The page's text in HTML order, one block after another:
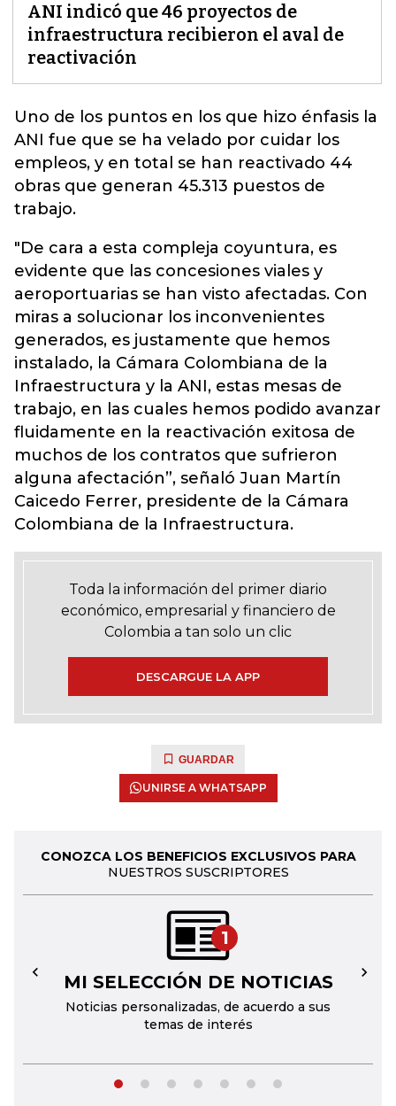
ANI indicó que 46 proyectos de
infraestructura recibieron el aval de
reactivación
Uno de los puntos en los que hizo énfasis la
ANI fue que se ha velado por cuidar los
empleos, y en total se han reactivado 44
obras que generan 45.313 puestos de
trabajo.
"De cara a esta compleja coyuntura, es
evidente que las concesiones viales y
aeroportuarias se han visto afectadas. Con
miras a solucionar los inconvenientes
generados, es justamente que hemos
instalado, la Cámara Colombiana de la
Infraestructura y la ANI, estas mesas de
trabajo, en las cuales hemos podido avanzar
fluidamente en la reactivación exitosa de
muchos de los contratos que sufrieron
alguna afectación”, señaló Juan Martín
Caicedo Ferrer, presidente de la Cámara
Colombiana de la Infraestructura.
Toda la información del primer diario
económico, empresarial y financiero de
Colombia a tan solo un clic
DESCARGUE LA APP
GUARDAR
UNIRSE A WHATSAPP
CONOZCA LOS BENEFICIOS EXCLUSIVOS PARA
NUESTROS SUSCRIPTORES
1
MI SELECCIÓN DE NOTICIAS
Noticias personalizadas, de acuerdo a sus
temas de interés
← →